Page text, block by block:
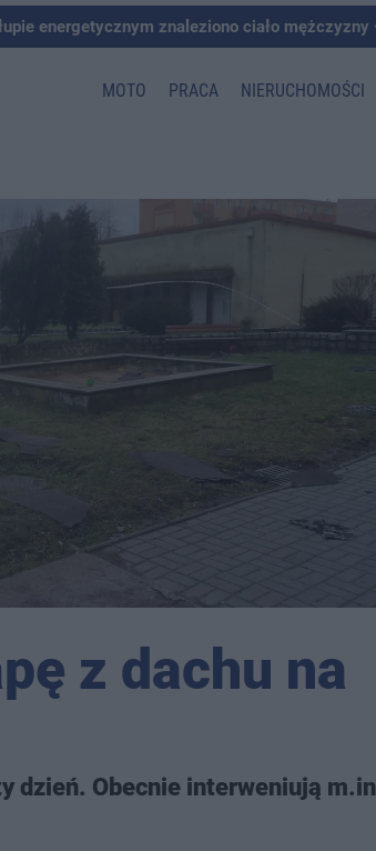
energetycznym znaleziono ciało mężczyzny
MOTO PRACA NIERUCHOMOŚCI
z dachu na
dzień. Obecnie interweniują